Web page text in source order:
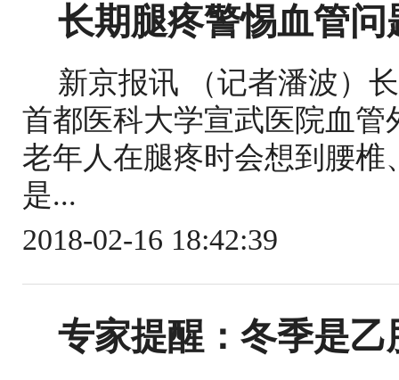
长期腿疼警惕血管
新京报讯 （记者潘波）
首都医科大学宣武医院血
老年人在腿疼时会想到腰
是...
2018-02-16 18:42:39
专家提醒：冬季是